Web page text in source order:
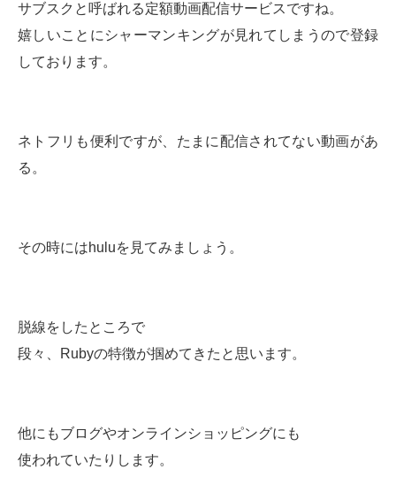
サブスクと呼ばれる定額動画配信サービスですね。
嬉しいことにシャーマンキングが見れてしまうので登録
しております。
ネトフリも便利ですが、たまに配信されてない動画があ
る。
その時にはhuluを見てみましょう。
脱線をしたところで
段々、Rubyの特徴が掴めてきたと思います。
他にもブログやオンラインショッピングにも
使われていたりします。